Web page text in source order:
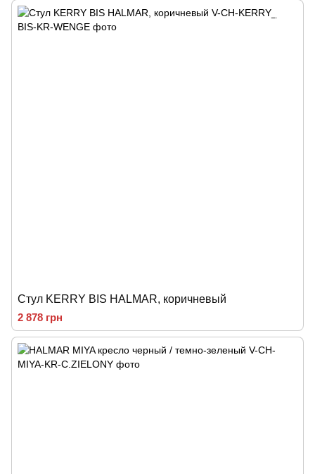
Стул KERRY BIS HALMAR, коричневый
2 878 грн